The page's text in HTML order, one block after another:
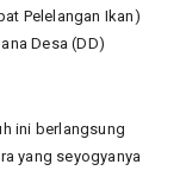
Pelelangan Ikan)
Desa (DD)
ini berlangsung
yang seyogyanya